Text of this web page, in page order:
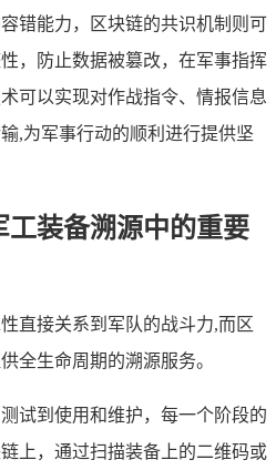
错能力，区块链的共识机制则可
，防止数据被篡改，在军事指挥
可以实现对作战指令、情报信息
,为军事行动的顺利进行提供坚
工装备溯源中的重要
直接关系到军队的战斗力,而区
全生命周期的溯源服务。
试到使用和维护，每一个阶段的
上，通过扫描装备上的二维码或